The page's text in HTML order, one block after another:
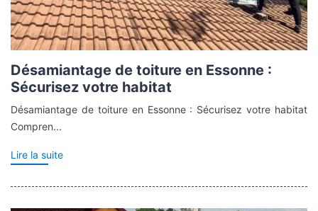
Désamiantage de toiture en Essonne :
Sécurisez votre habitat
Désamiantage de toiture en Essonne : Sécurisez votre habitat
Compren...
Lire la suite